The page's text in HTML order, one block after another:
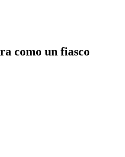
como un fiasco